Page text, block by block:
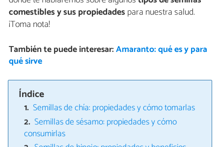
comestibles y sus propiedades para nuestra salud.
¡Toma nota!
También te puede interesar:Amaranto: qué es y para
qué sirve
Índice
Semillas de chía: propiedades y cómo tomarlas
Semillas de sésamo: propiedades y cómo
consumirlas